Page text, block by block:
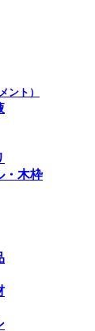
ント）
・木枠